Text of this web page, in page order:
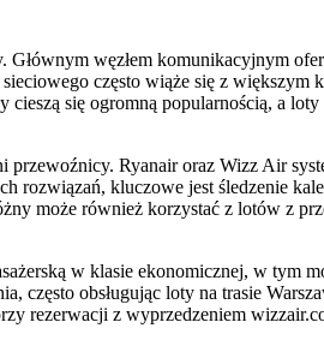
węzłem komunikacyjnym
często wiąże się z większym
się ogromną popularnością, a
Ryanair oraz Wizz Air
rozwiązań, kluczowe jest śledzenie
może również korzystać z lotów z
w klasie ekonomicznej, w tym
obsługując loty na trasie
rezerwacji z wyprzedzeniem